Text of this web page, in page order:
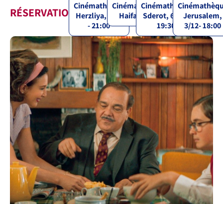
RÉSERVATIONSCinémathèque
Herzliya, 5/12
- 21:00
Cinémathèque
Haifa, 6/12
Cinémathèque
Sderot, 6/12 -
19:30
Jerusalem,
3/12- 18:00